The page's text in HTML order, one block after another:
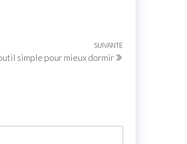
SUIVANTE
simple pour mieux dormir